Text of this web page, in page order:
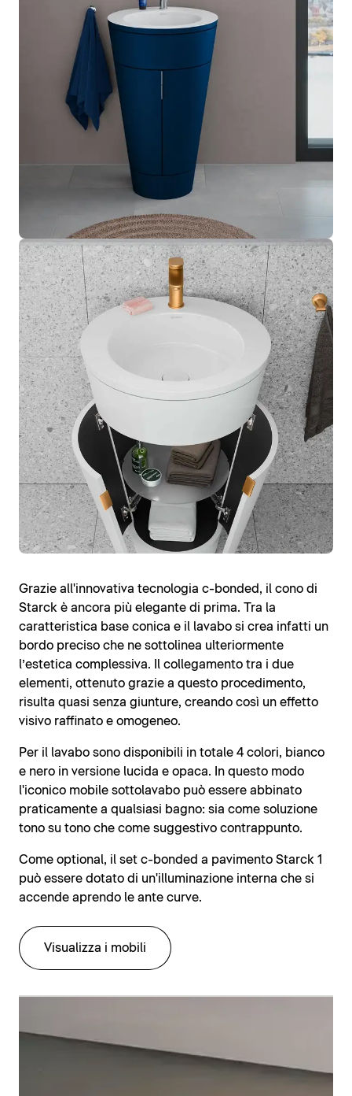
Grazie all'innovativa tecnologia c-bonded, il cono di
Starck è ancora più elegante di prima. Tra la
caratteristica base conica e il lavabo si crea infatti un
bordo preciso che ne sottolinea ulteriormente
l’estetica complessiva. Il collegamento tra i due
elementi, ottenuto grazie a questo procedimento,
risulta quasi senza giunture, creando così un effetto
visivo raffinato e omogeneo.
Per il lavabo sono disponibili in totale 4 colori, bianco
e nero in versione lucida e opaca. In questo modo
l'iconico mobile sottolavabo può essere abbinato
praticamente a qualsiasi bagno: sia come soluzione
tono su tono che come suggestivo contrappunto.
Come optional, il set c-bonded a pavimento Starck 1
può essere dotato di un'illuminazione interna che si
accende aprendo le ante curve.
Visualizza i mobili